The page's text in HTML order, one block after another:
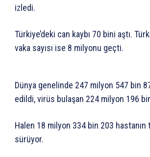
izledi.
Türkiye’deki can kaybı 70 bini aştı.
vaka sayısı ise 8 milyonu geçti.
Dünya genelinde 247 milyon 547 bin
edildi, virüs bulaşan 224 milyon 196
Halen 18 milyon 334 bin 203 hastanın
sürüyor.